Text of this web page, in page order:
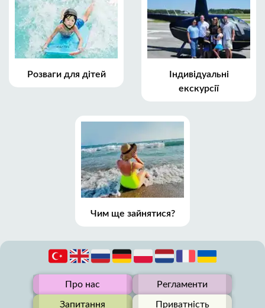
Розваги для дітей
Індивідуальні
екскурсії
Чим ще зайнятися?
Про нас Регламенти
Запитання Приватність